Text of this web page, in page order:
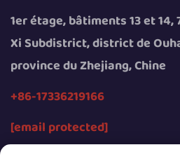
1er étage, bâtiments 13 et 14,
Xi Subdistrict, district de
province du Zhejiang, Chine
+86-17336219166
[email protected]